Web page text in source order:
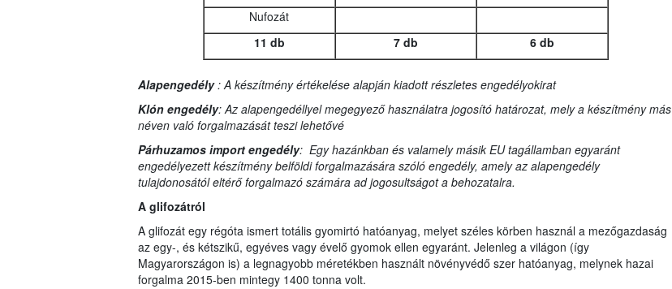
Nufozát
11 db
7 db 6 db
Alapengedély: A készítmény értékelése alapján kiadott részletes engedélyokirat
Klón engedély: Az alapengedéllyel megegyező használatra jogosító határozat, mely a készítmény más
néven való forgalmazását teszi lehetővé
Párhuzamos import engedély: Egy hazánkban és valamely másik EU tagállamban egyaránt
engedélyezett készítmény belföldi forgalmazására szóló engedély, amely az alapengedély
tulajdonosától eltérő forgalmazó számára ad jogosultságot a behozatalra.
A glifozátról
A glifozát egy régóta ismert totális gyomirtó hatóanyag, melyet széles körben használ a mezőgazdaság
az egy-, és kétszikű, egyéves vagy évelő gyomok ellen egyaránt. Jelenleg a világon (így
Magyarországon is) a legnagyobb méretékben használt növényvédő szer hatóanyag, melynek hazai
forgalma 2015-ben mintegy 1400 tonna volt.